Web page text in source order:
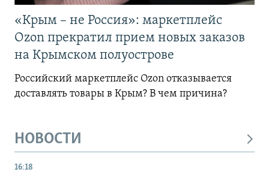
«Крым – не Россия»: маркетплейс
Ozon прекратил прием новых заказов
на Крымском полуострове
Российский маркетплейс Ozon отказывается
доставлять товары в Крым? В чем причина?
НОВОСТИ
16:18